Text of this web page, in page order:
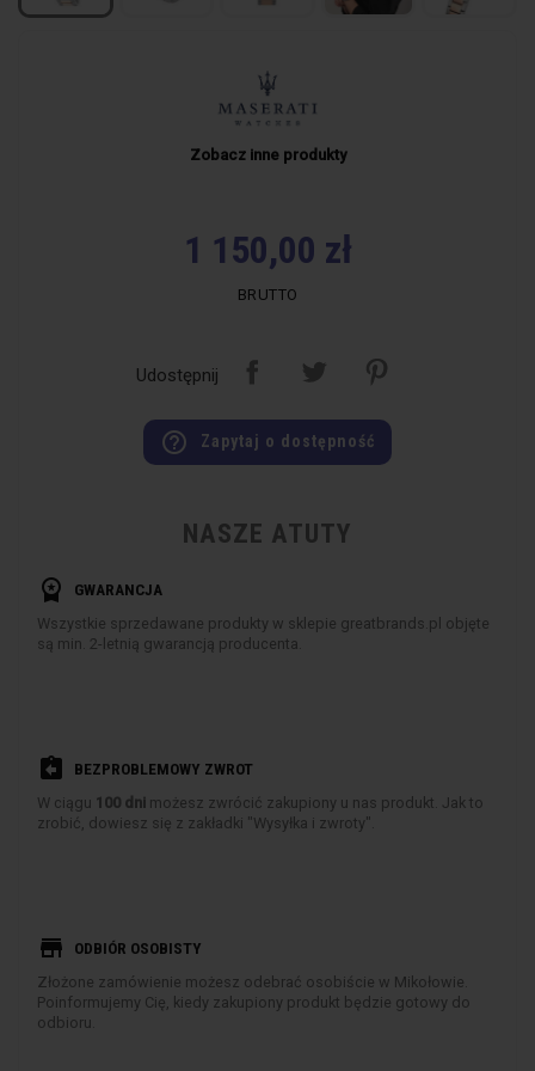
Zobacz inne produkty
1 150,00 zł
BRUTTO
Udostępnij
help_outline Zapytaj o dostępność
NASZE ATUTY
workspace_premium GWARANCJA
Wszystkie sprzedawane produkty w sklepie greatbrands.pl objęte
są min. 2-letnią gwarancją producenta.
assignment_return BEZPROBLEMOWY ZWROT
W ciągu 100 dni możesz zwrócić zakupiony u nas produkt. Jak to
zrobić, dowiesz się z zakładki "Wysyłka i zwroty".
store ODBIÓR OSOBISTY
Złożone zamówienie możesz odebrać osobiście w Mikołowie.
Poinformujemy Cię, kiedy zakupiony produkt będzie gotowy do
odbioru.